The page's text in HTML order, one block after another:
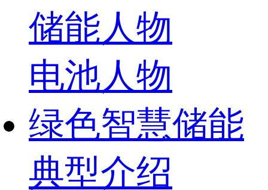
储能人物
电池人物
绿色智慧储能
典型介绍